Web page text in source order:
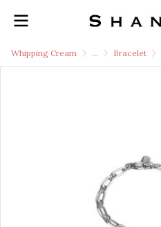
Whipping Cream ... Bracelet